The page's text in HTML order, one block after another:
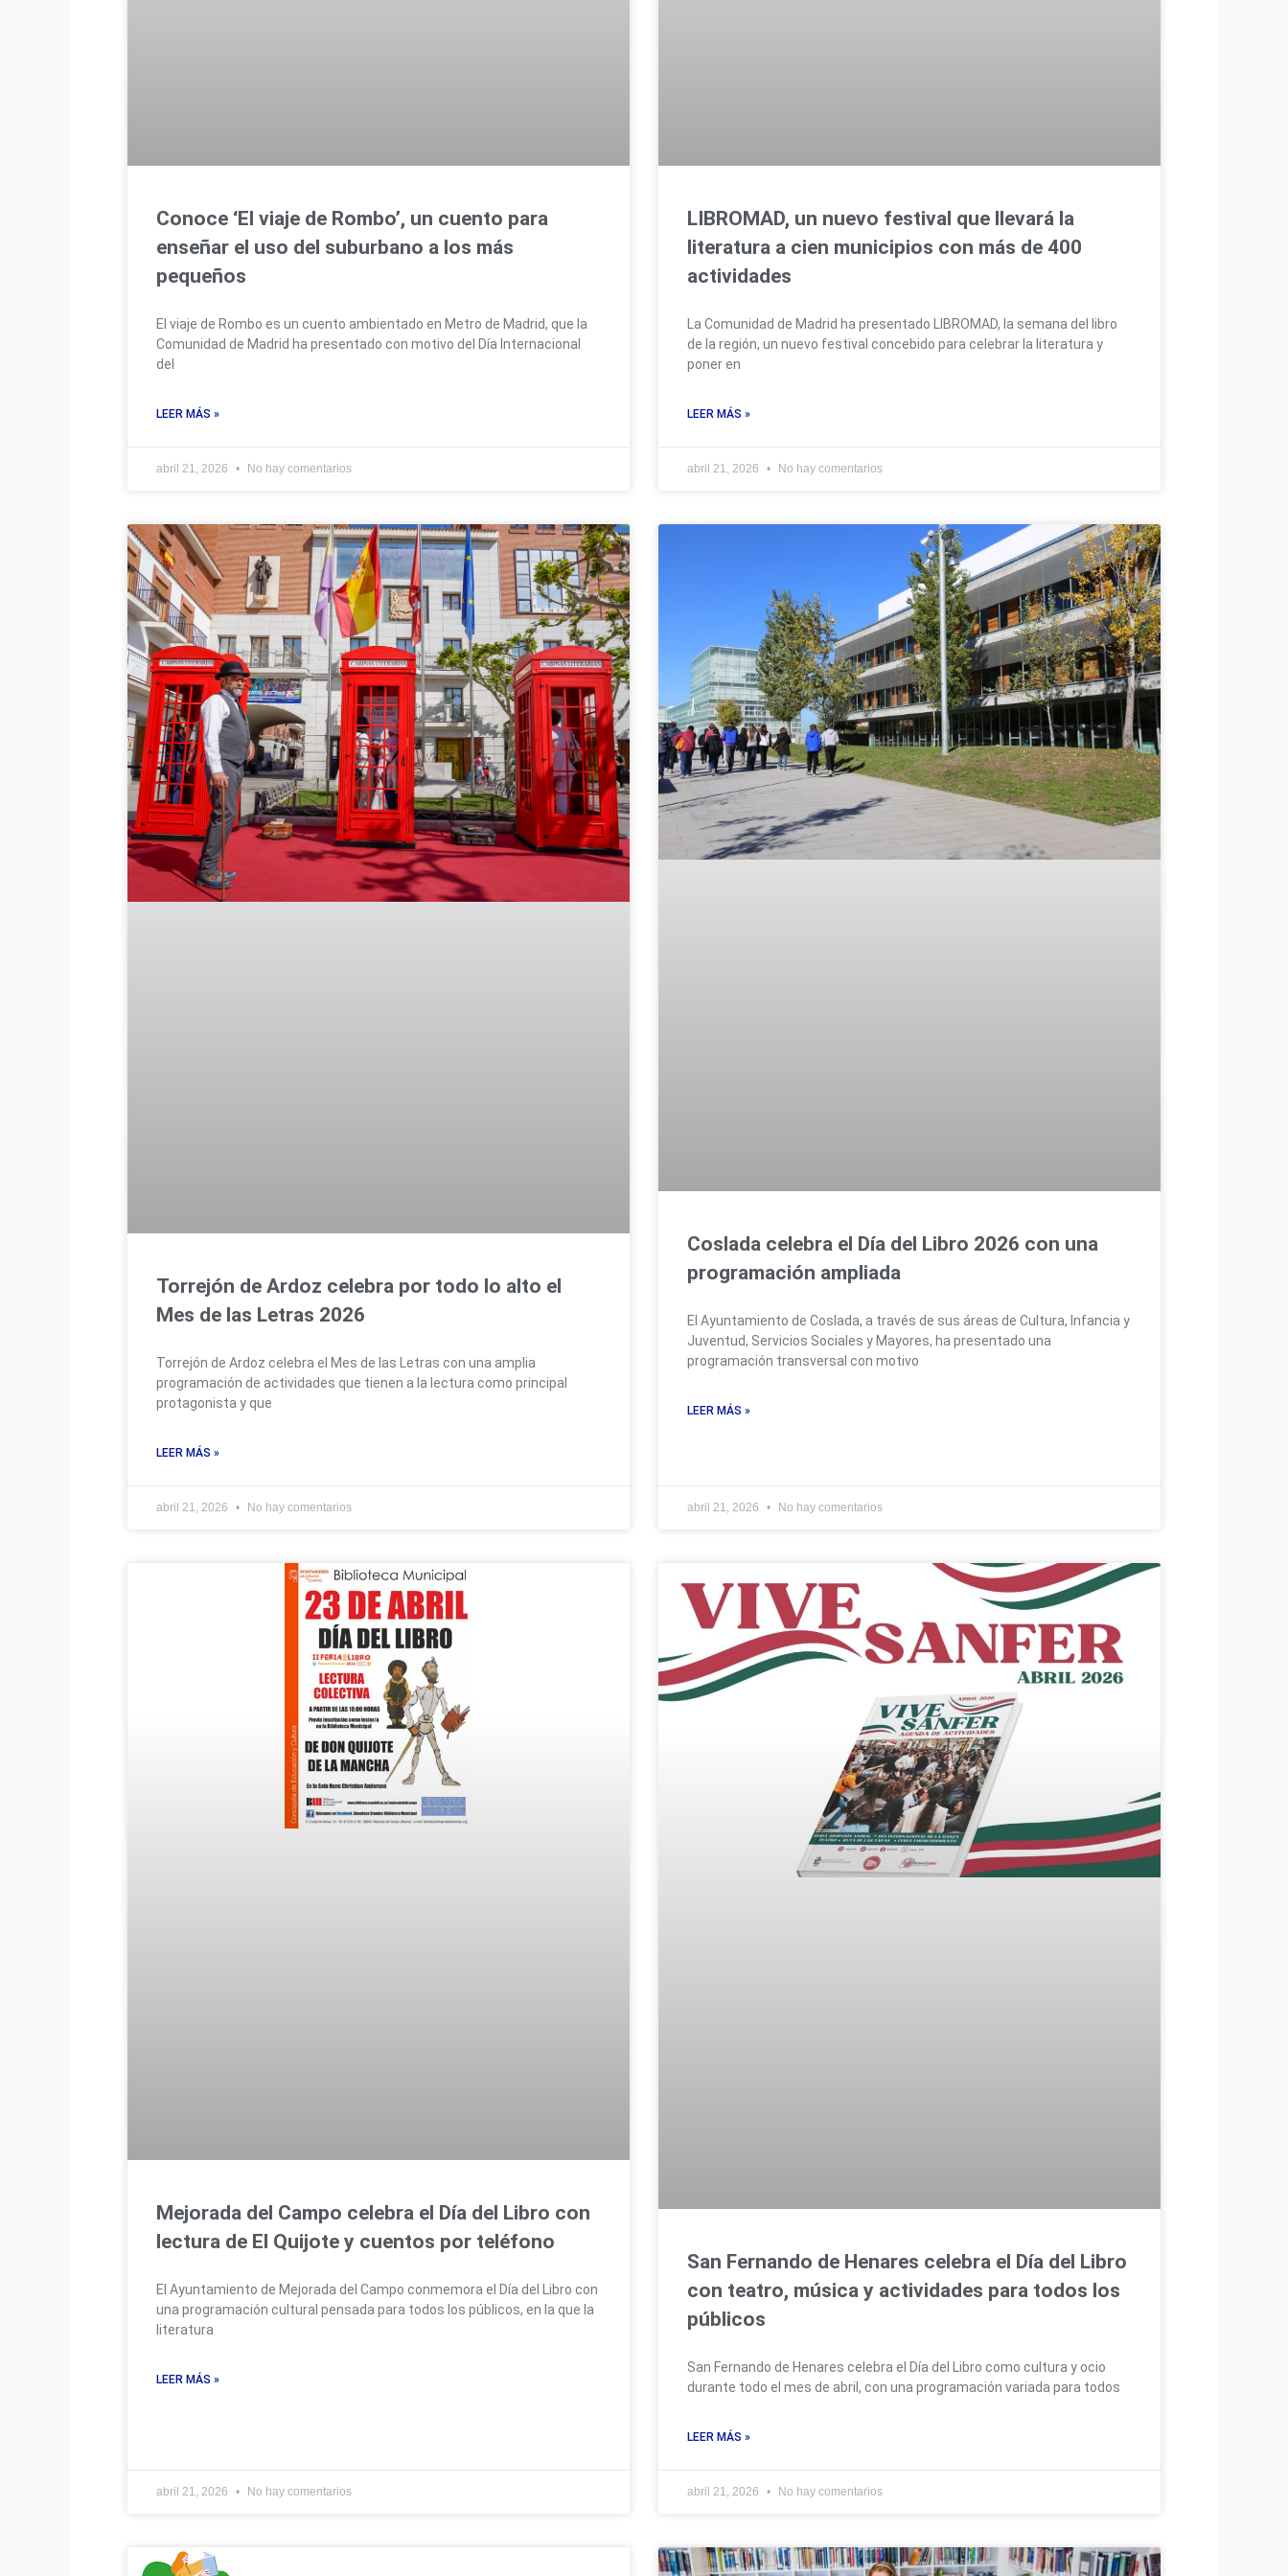
Conoce ‘El viaje de Rombo’, un cuento para
enseñar el uso del suburbano a los más
pequeños
El viaje de Rombo es un cuento ambientado en Metro de Madrid, que la
Comunidad de Madrid ha presentado con motivo del Día Internacional
del
LEER MÁS »
abril 21, 2026 No hay comentarios
LIBROMAD, un nuevo festival que llevará la
literatura a cien municipios con más de 400
actividades
La Comunidad de Madrid ha presentado LIBROMAD, la semana del libro
de la región, un nuevo festival concebido para celebrar la literatura y
poner en
LEER MÁS »
abril 21, 2026 No hay comentarios
Torrejón de Ardoz celebra por todo lo alto el
Mes de las Letras 2026
Torrejón de Ardoz celebra el Mes de las Letras con una amplia
programación de actividades que tienen a la lectura como principal
protagonista y que
LEER MÁS »
abril 21, 2026 No hay comentarios
Coslada celebra el Día del Libro 2026 con una
programación ampliada
El Ayuntamiento de Coslada, a través de sus áreas de Cultura, Infancia y
Juventud, Servicios Sociales y Mayores, ha presentado una
programación transversal con motivo
LEER MÁS »
abril 21, 2026 No hay comentarios
Mejorada del Campo celebra el Día del Libro con
lectura de El Quijote y cuentos por teléfono
El Ayuntamiento de Mejorada del Campo conmemora el Día del Libro con
una programación cultural pensada para todos los públicos, en la que la
literatura
LEER MÁS »
abril 21, 2026 No hay comentarios
San Fernando de Henares celebra el Día del Libro
con teatro, música y actividades para todos los
públicos
San Fernando de Henares celebra el Día del Libro como cultura y ocio
durante todo el mes de abril, con una programación variada para todos
LEER MÁS »
abril 21, 2026 No hay comentarios